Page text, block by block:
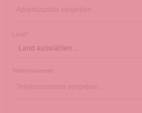
Land*
Telefonnummer